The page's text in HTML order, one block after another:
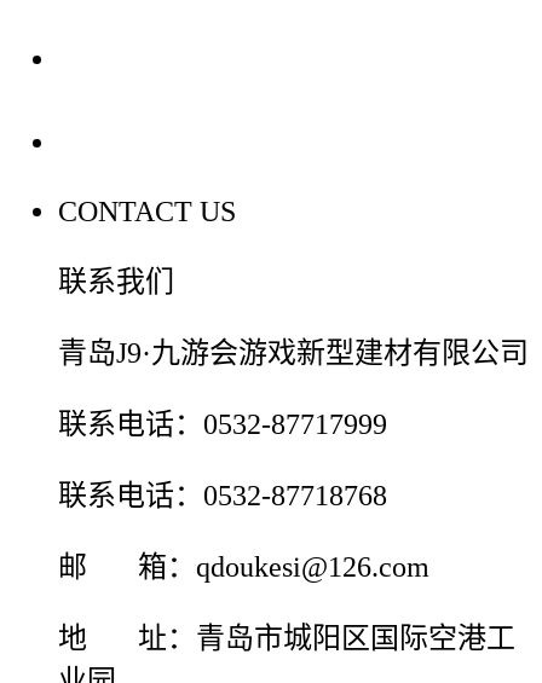
CONTACT US
联系我们
青岛J9·九游会游戏新型建材有限公司
联系电话：0532-87717999
联系电话：0532-87718768
邮 箱：qdoukesi@126.com
地 址：青岛市城阳区国际空港工